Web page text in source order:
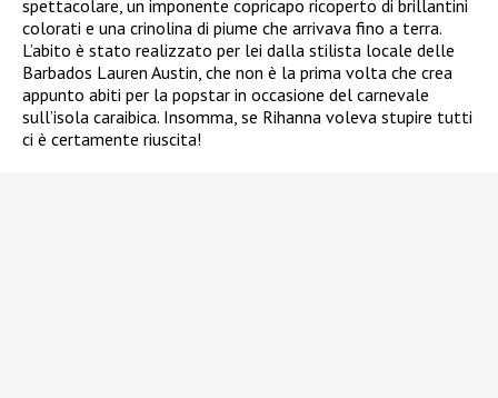
spettacolare, un imponente copricapo ricoperto di brillantini
colorati e una crinolina di piume che arrivava fino a terra.
L’abito è stato realizzato per lei dalla stilista locale delle
Barbados Lauren Austin, che non è la prima volta che crea
appunto abiti per la popstar in occasione del carnevale
sull’isola caraibica. Insomma, se Rihanna voleva stupire tutti
ci è certamente riuscita!